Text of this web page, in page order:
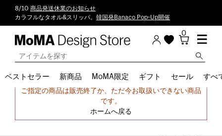
8/10 商品発送休業のお知らせ
カラフルなタオル&スリッパ。 韓国発Banaco Pop-Up開催
0
ベストセラー 新商品 MoMA限定 ギフト セール すべ
申し訳ございません。
ご指定の商品は販売終了か、ただ今お取扱いできない商品
です。
ホームへ戻る